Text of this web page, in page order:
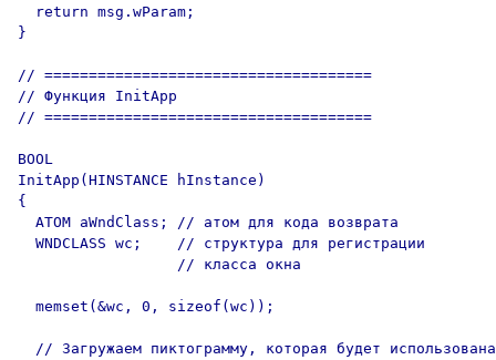
  return msg.wParam;
}
// =====================================
// Функция InitApp
// =====================================
BOOL
InitApp(HINSTANCE hInstance)
{
  ATOM aWndClass; // атом для кода возврата
  WNDCLASS wc;    // структура для регистрации
                  // класса окна
  memset(&wc, 0, sizeof(wc));
  // Загружаем пиктограмму, которая будет использована